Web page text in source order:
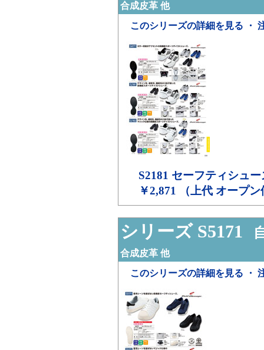
合成皮革 他
このシリーズの詳細を見る ・
S2181 セーフティシュー
￥2,871 （上代 オープ
シリーズ S5171
合成皮革 他
このシリーズの詳細を見る ・